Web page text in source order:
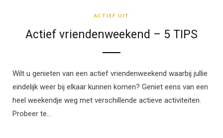
ACTIEF UIT
Actief vriendenweekend – 5 TIPS
Wilt u genieten van een actief vriendenweekend waarbij jullie
eindelijk weer bij elkaar kunnen komen? Geniet eens van een
heel weekendje weg met verschillende actieve activiteiten.
Probeer te…